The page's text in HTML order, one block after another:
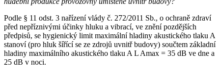
Podle § 11 odst. 3 nařízení vlády č. 272/2011 Sb., o ochraně zdraví
před nepříznivými účinky hluku a vibrací, ve znění pozdějších
předpisů, se hygienický limit maximální hladiny akustického tlaku A
stanoví (pro hluk šířící se ze zdrojů uvnitř budovy) součtem základní
hladiny maximálního akustického tlaku A L Amax = 35 dB ve dne a
25 dB v noci.